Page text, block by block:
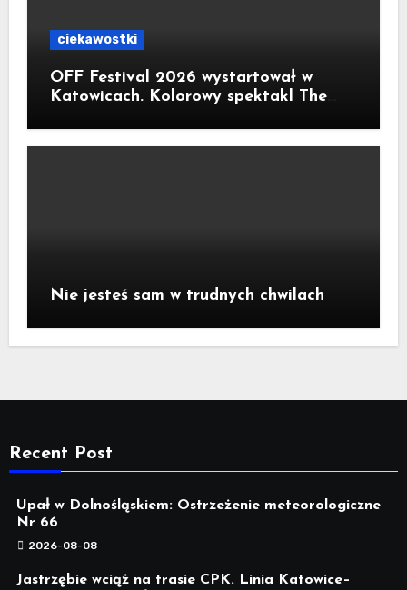
ciekawostki
OFF Festival 2026 wystartował w
Katowicach. Kolorowy spektakl The
Nie jesteś sam w trudnych chwilach
Recent Post
Upał w Dolnośląskiem: Ostrzeżenie meteorologiczne
Nr 66
2026-08-08
Jastrzębie wciąż na trasie CPK. Linia Katowice–